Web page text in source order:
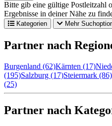
Bitte gib eine gültige Postleitzahl
Ergebnisse in deiner Nähe zu
Kategorien Mehr
Partner nach
Burgenland (62)Kärnten (17)
(195)Salzburg (17)Steiermark (86)
(25)
Partner nach